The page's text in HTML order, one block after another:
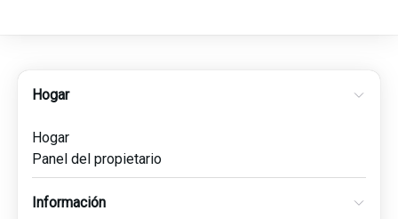
Hogar
Hogar
Panel del propietario
Información